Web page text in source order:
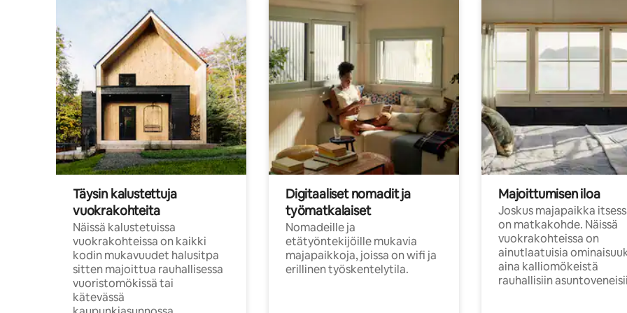
Täysin kalustettuja
vuokrakohteita
Näissä kalustetuissa
vuokrakohteissa on kaikki
kodin mukavuudet halusitpa
sitten majoittua rauhallisessa
vuoristomökissä tai
kätevässä
Digitaaliset nomadit ja
työmatkalaiset
Nomadeille ja
etätyöntekijöille mukavia
majapaikkoja, joissa on wifi ja
erillinen työskentelytila.
Majoittumisen iloa
Joskus majapaikka
on matkakohde. Näissä
vuokrakohteissa on
ainutlaatuisia
aina kalliomökeistä
rauhallisiin